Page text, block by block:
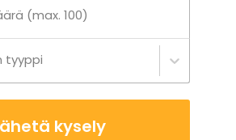
(max. 100)
tyyppi
kysely